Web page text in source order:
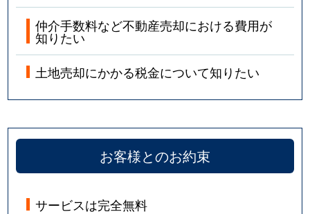
仲介手数料など不動産売却における費用が
知りたい
土地売却にかかる税金について知りたい
お客様とのお約束
サービスは完全無料